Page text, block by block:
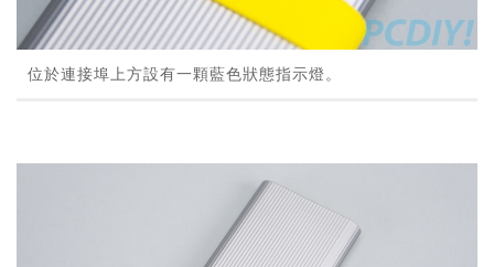
位於連接埠上方設有一顆藍色狀態指示燈。